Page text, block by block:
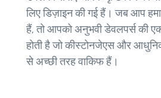
लिए डिज़ाइन की गई हैं। जब आप
हैं, तो आपको अनुभवी डेवलपर्स की
होती है जो कीस्टोनजेएस और
से अच्छी तरह वाकिफ हैं।